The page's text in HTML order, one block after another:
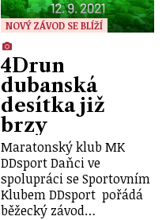
NOVÝ ZÁVOD SE BLÍŽÍ
4Drun
dubanská
desítka již
brzy
Maratonský klub MK
DDsport Daňci ve
spolupráci se Sportovním
Klubem DDsport pořádá
běžecký závod…